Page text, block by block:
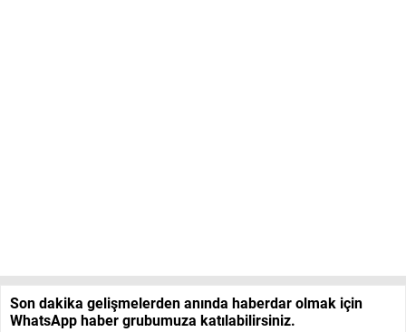
Son dakika gelişmelerden anında haberdar olmak için
WhatsApp haber grubumuza katılabilirsiniz.